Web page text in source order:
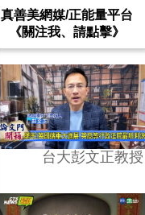
真善美網媒/正能量平台
《關注我、請點擊》
台大彭文正教授